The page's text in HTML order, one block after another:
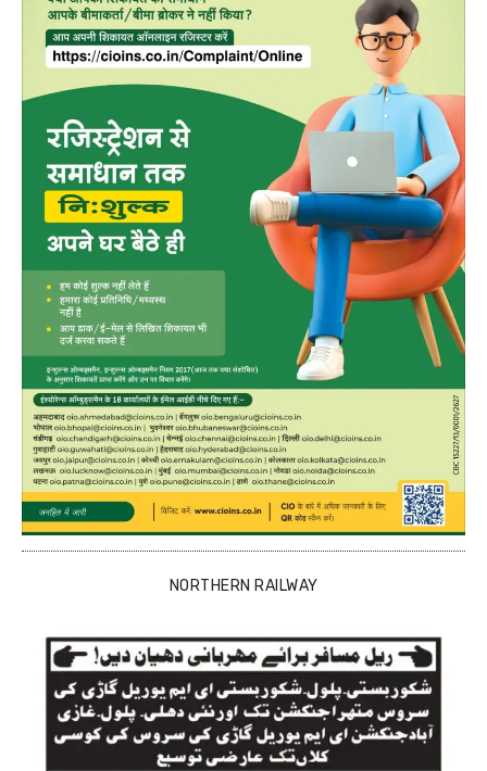
NORTHERN RAILWAY